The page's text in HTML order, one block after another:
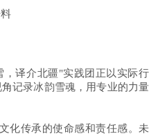
，译介北疆"实践团正以实际行
记录冰韵雪魂，用专业的力量
化传承的使命感和责任感。未